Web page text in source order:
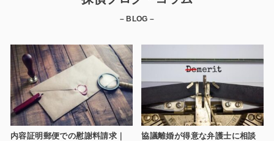
– BLOG –
内容証明郵便での慰謝料請求｜
協議離婚が得意な弁護士に相談